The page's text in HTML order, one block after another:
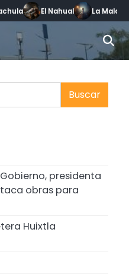
El Nahual La Malora
Buscar
presidenta
obras para
Huixtla